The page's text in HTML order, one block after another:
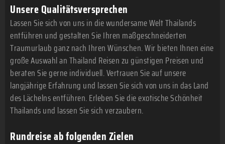
Unsere Qualitätsversprechen
Lassen Sie sich von uns in die wundersame Welt Thailands
entführen und gestalten Sie Ihren maßgeschneiderten
Traumurlaub ganz nach Ihren Wünschen. Wir bieten Ihnen eine
große Auswahl an Thailand Reisen zu günstigen Preisen und
beraten Sie gerne individuell. Vertrauen Sie auf unsere
langjährige Erfahrung und lassen Sie sich von uns in das Land
des Lächelns entführen. Erleben Sie die exotische Schönheit
Thailands und lassen Sie sich verzaubern.
Rundreise ab folgenden Zielen